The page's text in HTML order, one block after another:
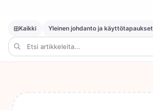
Kaikki Yleinen johdanto ja käyttötapaukset